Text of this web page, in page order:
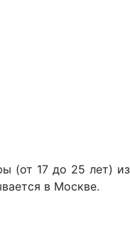
(от 17 до 25 лет) из
в Москве.